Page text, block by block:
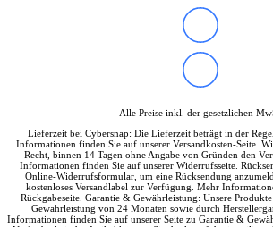
Alle Preise inkl. der gesetzlichen
Lieferzeit bei Cybersnap: Die Lieferzeit beträgt in der
Informationen finden Sie auf unserer Versandkosten-Seite.
Recht, binnen 14 Tagen ohne Angabe von Gründen den
Informationen finden Sie auf unserer Widerrufsseite.
Online-Widerrufsformular, um eine Rücksendung
kostenloses Versandlabel zur Verfügung. Mehr
Rückgabeseite. Garantie & Gewährleistung: Unsere
Gewährleistung von 24 Monaten sowie durch
Informationen finden Sie auf unserer Seite zu Garantie &